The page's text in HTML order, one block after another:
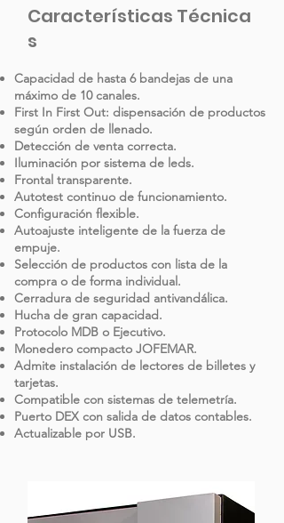
Características Técnica
s
Capacidad de hasta 6 bandejas de una
máximo de 10 canales.
First In First Out: dispensación de productos
según orden de llenado.
Detección de venta correcta.
Iluminación por sistema de leds.
Frontal transparente.
Autotest continuo de funcionamiento.
Configuración flexible.
Autoajuste inteligente de la fuerza de
empuje.
Selección de productos con lista de la
compra o de forma individual.
Cerradura de seguridad antivandálica.
Hucha de gran capacidad.
Protocolo MDB o Ejecutivo.
Monedero compacto JOFEMAR.
Admite instalación de lectores de billetes y
tarjetas.
Compatible con sistemas de telemetría.
Puerto DEX con salida de datos contables.
Actualizable por USB.